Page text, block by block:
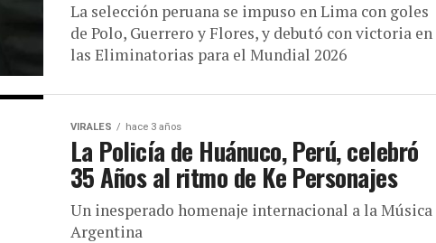
La selección peruana se impuso en Lima con goles
de Polo, Guerrero y Flores, y debutó con victoria en
las Eliminatorias para el Mundial 2026
VIRALES hace 3 años
La Policía de Huánuco, Perú, celebró
35 Años al ritmo de Ke Personajes
Un inesperado homenaje internacional a la Música
Argentina